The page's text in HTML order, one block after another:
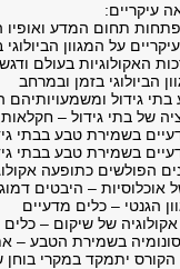
עיקריים:
תחום המדע ואופיו
על המגוון
האקולוגיות בעולם
הביולוגי בזמן ובמרחב
בתי גידול ומשמעויותיהם
של בתי גידול –
בשמירת טבע בבתי
בשמירת טבע בבתי
הפולשים כתופעה
אוכלוסיות – היבטים
הגנטי – כלים מדעיים
של שיקום – כלים
בשמירת הטבע –
הקורס יתמקד במקרי